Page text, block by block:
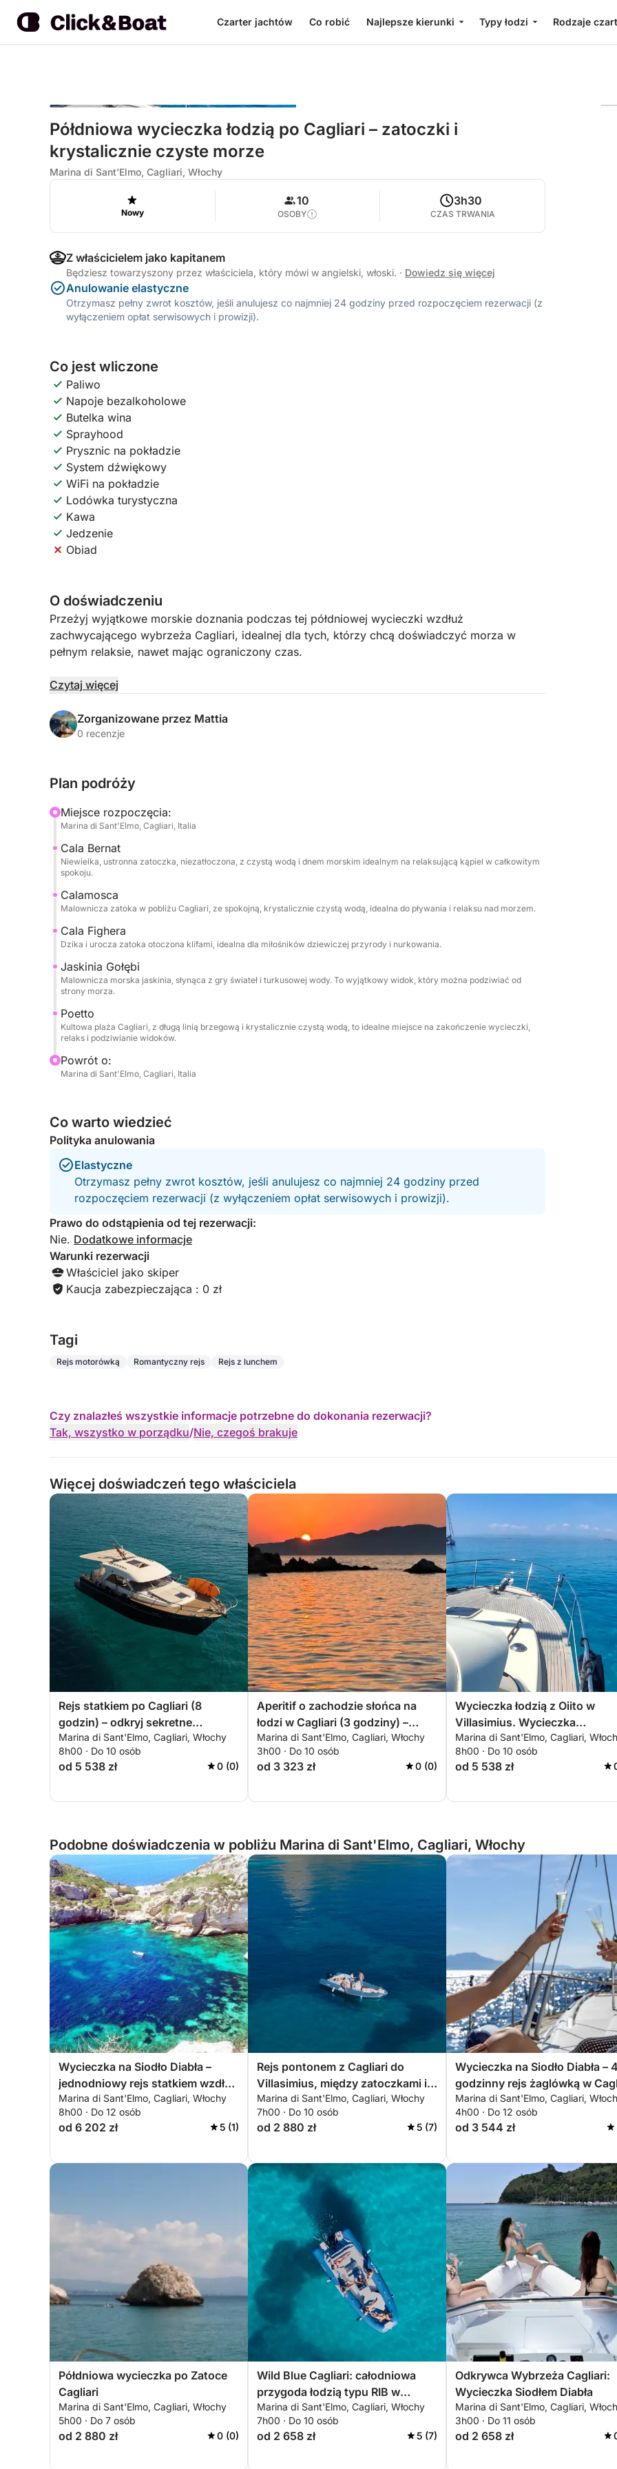
Czarter jachtów Co robić Najlepsze kierunki Typy łodzi Rodzaje
Półdniowa wycieczka łodzią po Cagliari – zatoczki i
krystalicznie czyste morze
Marina di Sant'Elmo, Cagliari, Włochy
Nowy
10
OSOBY
3h30
CZAS TRWANIA
Z właścicielem jako kapitanem
Będziesz towarzyszony przez właściciela, który mówi w angielski, włoski. · Dowiedz się więcej
Anulowanie elastyczne
Otrzymasz pełny zwrot kosztów, jeśli anulujesz co najmniej 24 godziny przed rozpoczęciem rezerwacji (z
wyłączeniem opłat serwisowych i prowizji).
Co jest wliczone
Paliwo
Napoje bezalkoholowe
Butelka wina
Sprayhood
Prysznic na pokładzie
System dźwiękowy
WiFi na pokładzie
Lodówka turystyczna
Kawa
Jedzenie
Obiad
O doświadczeniu
Przeżyj wyjątkowe morskie doznania podczas tej półdniowej wycieczki wzdłuż
zachwycającego wybrzeża Cagliari, idealnej dla tych, którzy chcą doświadczyć morza w
pełnym relaksie, nawet mając ograniczony czas.
Wypływając z Marina Sant'Elmo, popłyniesz wzdłuż wybrzeża, aby odkryć najbardziej
Wycieczka obejmuje kilka przystanków na pływanie, idealnych na pływanie, relaks i
nurkowanie w dziewiczym otoczeniu przyrody.
bezalkoholowych, butelki wina i przekąsek w cenie.
Na życzenie, na pokładzie można również zorganizować lunch, co jeszcze bardziej dopełni
Zwierzęta domowe są mile widziane na pokładzie, więc możesz dzielić to doświadczenie ze
Idealne doświadczenie dla par, rodzin lub grup przyjaciół, którzy chcą odkryć morze Cagliari
w prosty, relaksujący i autentyczny sposób.
Czytaj więcej
Zorganizowane przez Mattia
0 recenzje
Plan podróży
Miejsce rozpoczęcia:
Marina di Sant'Elmo, Cagliari, Italia
Cala Bernat
Niewielka, ustronna zatoczka, niezatłoczona, z czystą wodą i dnem morskim idealnym na relaksującą kąpiel w całkowitym
spokoju.
Calamosca
Malownicza zatoka w pobliżu Cagliari, ze spokojną, krystalicznie czystą wodą, idealna do pływania i relaksu nad morzem.
Cala Fighera
Dzika i urocza zatoka otoczona klifami, idealna dla miłośników dziewiczej przyrody i nurkowania.
Jaskinia Gołębi
Malownicza morska jaskinia, słynąca z gry świateł i turkusowej wody. To wyjątkowy widok, który można podziwiać od
strony morza.
Poetto
Kultowa plaża Cagliari, z długą linią brzegową i krystalicznie czystą wodą, to idealne miejsce na zakończenie wycieczki,
relaks i podziwianie widoków.
Powrót o:
Marina di Sant'Elmo, Cagliari, Italia
Co warto wiedzieć
Polityka anulowania
Elastyczne
Otrzymasz pełny zwrot kosztów, jeśli anulujesz co najmniej 24 godziny przed
rozpoczęciem rezerwacji (z wyłączeniem opłat serwisowych i prowizji).
Prawo do odstąpienia od tej rezerwacji:
Nie. Dodatkowe informacje
Warunki rezerwacji
Właściciel jako skiper
Kaucja zabezpieczająca : 0 zł
Tagi
Rejs motorówką Romantyczny rejs Rejs z lunchem
Czy znalazłeś wszystkie informacje potrzebne do dokonania rezerwacji?
Tak, wszystko w porządku/Nie, czegoś brakuje
Więcej doświadczeń tego właściciela
Rejs statkiem po Cagliari (8
godzin) – odkryj sekretne
zatoczki i zrelaksuj się na morzu.
Wycieczka dostosowana do
indywidualnych potrzeb.
Marina di Sant'Elmo, Cagliari, Włochy
8h00 · Do 10 osób
od 5 538 zł 0 (0)
Aperitif o zachodzie słońca na
łodzi w Cagliari (3 godziny) –
Zatoczki, relaks i drinki
Marina di Sant'Elmo, Cagliari, Włochy
3h00 · Do 10 osób
od 3 323 zł 0 (0)
Wycieczka łodzią z Oiito w
Villasimius. Wycieczka
dostosowana do
potrzeb.
Marina di Sant'Elmo, Cagliari,
8h00 · Do 10 osób
od 5 538 zł
Podobne doświadczenia w pobliżu Marina di Sant'Elmo, Cagliari, Włochy
Wycieczka na Siodło Diabła –
jednodniowy rejs statkiem wzdłuż
wybrzeża Cagliari
Marina di Sant'Elmo, Cagliari, Włochy
8h00 · Do 12 osób
od 6 202 zł 5 (1)
Rejs pontonem z Cagliari do
Villasimius, między zatoczkami i
krystalicznie czystym morzem
Marina di Sant'Elmo, Cagliari, Włochy
7h00 · Do 10 osób
od 2 880 zł 5 (7)
Wycieczka na Siodło Diabła –
godzinny rejs żaglówką w
Marina di Sant'Elmo, Cagliari,
4h00 · Do 12 osób
od 3 544 zł
Półdniowa wycieczka po Zatoce
Cagliari
Marina di Sant'Elmo, Cagliari, Włochy
5h00 · Do 7 osób
od 2 880 zł 0 (0)
Wild Blue Cagliari: całodniowa
przygoda łodzią typu RIB w
tajnych zatoczkach siodła diabła
Marina di Sant'Elmo, Cagliari, Włochy
7h00 · Do 10 osób
od 2 658 zł 5 (7)
Odkrywca Wybrzeża Cagliari:
Wycieczka Siodłem Diabła
Marina di Sant'Elmo, Cagliari,
3h00 · Do 11 osób
od 2 658 zł